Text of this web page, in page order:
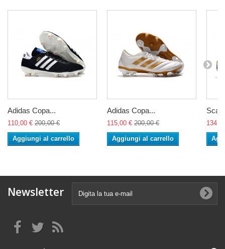
Adidas Copa...
110,00 € 200,00 €
Aggiungi al carrello
Adidas Copa...
115,00 € 200,00 €
Aggiungi al carrello
Newsletter